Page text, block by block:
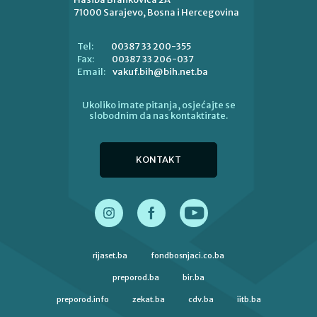
71000 Sarajevo, Bosna i Hercegovina
Tel:
00387 33 200-355
Fax:
00387 33 206-037
Email: vakuf.bih@bih.net.ba
Ukoliko imate pitanja, osjećajte se
slobodnim da nas kontaktirate.
KONTAKT
rijaset.ba fondbosnjaci.co.ba
preporod.ba bir.ba
preporod.info zekat.ba cdv.ba iitb.ba